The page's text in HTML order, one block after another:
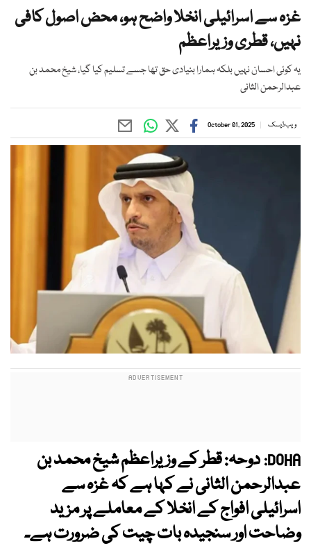
غزہ سے اسرائیلی انخلا واضح ہو، محض اصول کافی
نہیں، قطری وزیراعظم
یہ کوئی احسان نہیں بلکہ ہمارا بنیادی حق تھا جسے تسلیم کیا گیا، شیخ محمد بن
عبدالرحمن الثانی
ویب ڈیسک October 01, 2025
DOHA: دوحہ: قطر کے وزیراعظم شیخ محمد بن
عبدالرحمن الثانی نے کہا ہے کہ غزہ سے
اسرائیلی افواج کے انخلا کے معاملے پر مزید
وضاحت اور سنجیدہ بات چیت کی ضرورت ہے۔